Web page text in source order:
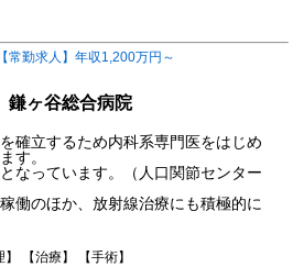
常勤求人】年収1,200万円～
ヶ谷総合病院
確立するため内科系専門医をはじめ
す。
なっています。（人口関節センター
働のほか、放射線治療にも積極的に
】 【治療】 【手術】